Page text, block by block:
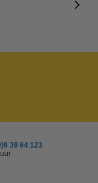
39 64 123